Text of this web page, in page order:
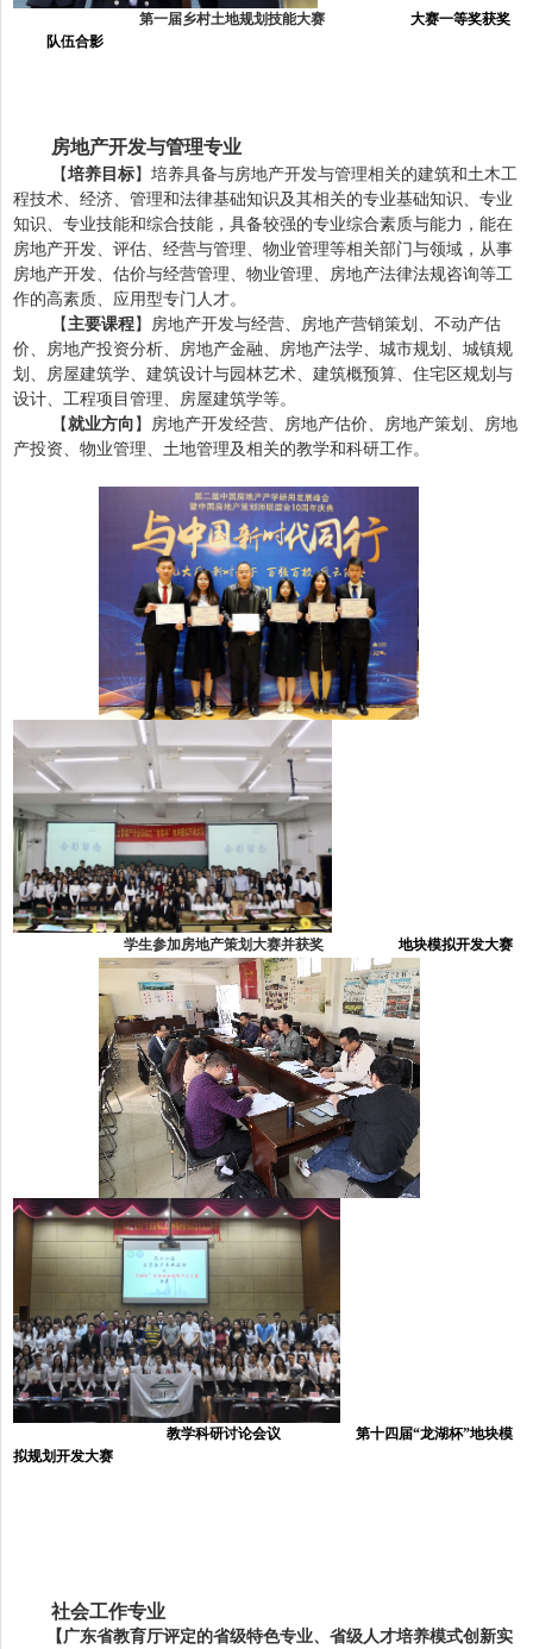
第一届乡村土地规划技能大赛 大赛一等奖获奖
队伍合影
房地产开发与管理专业
【培养目标】培养具备与房地产开发与管理相关的建筑和土木工
程技术、经济、管理和法律基础知识及其相关的专业基础知识、专业
知识、专业技能和综合技能，具备较强的专业综合素质与能力，能在
房地产开发、评估、经营与管理、物业管理等相关部门与领域，从事
房地产开发、估价与经营管理、物业管理、房地产法律法规咨询等工
作的高素质、应用型专门人才。
【主要课程】房地产开发与经营、房地产营销策划、不动产估
价、房地产投资分析、房地产金融、房地产法学、城市规划、城镇规
划、房屋建筑学、建筑设计与园林艺术、建筑概预算、住宅区规划与
设计、工程项目管理、房屋建筑学等。
【就业方向】房地产开发经营、房地产估价、房地产策划、房地
产投资、物业管理、土地管理及相关的教学和科研工作。
学生参加房地产策划大赛并获奖地块模拟开发大赛
教学科研讨论会议 第十四届“龙湖杯”地块模
拟规划开发大赛
社会工作专业
【广东省教育厅评定的省级特色专业、省级人才培养模式创新实